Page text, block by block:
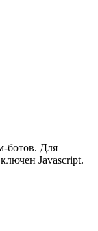
ботов. Для
Javascript.